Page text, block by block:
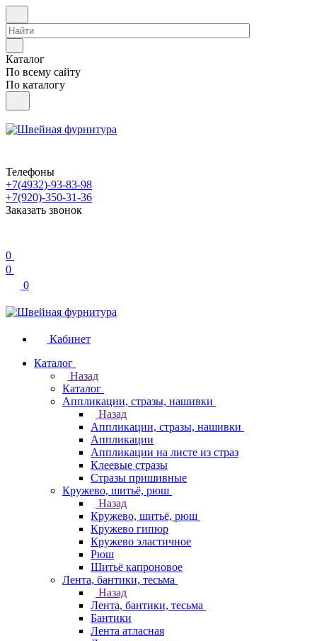
Каталог
По всему сайту
По каталогу
Телефоны
+7(4932)-93-83-98
+7(920)-350-31-36
Заказать звонок
0
0
0
Кабинет
Каталог
Назад
Каталог
Аппликации, стразы, нашивки
Назад
Аппликации, стразы, нашивки
Аппликации
Аппликации на листе из страз
Клеевые стразы
Стразы пришивные
Кружево, шитьё, рюш
Назад
Кружево, шитьё, рюш
Кружево гипюр
Кружево эластичное
Рюш
Шитьё капроновое
Лента, бантики, тесьма
Назад
Лента, бантики, тесьма
Бантики
Лента атласная